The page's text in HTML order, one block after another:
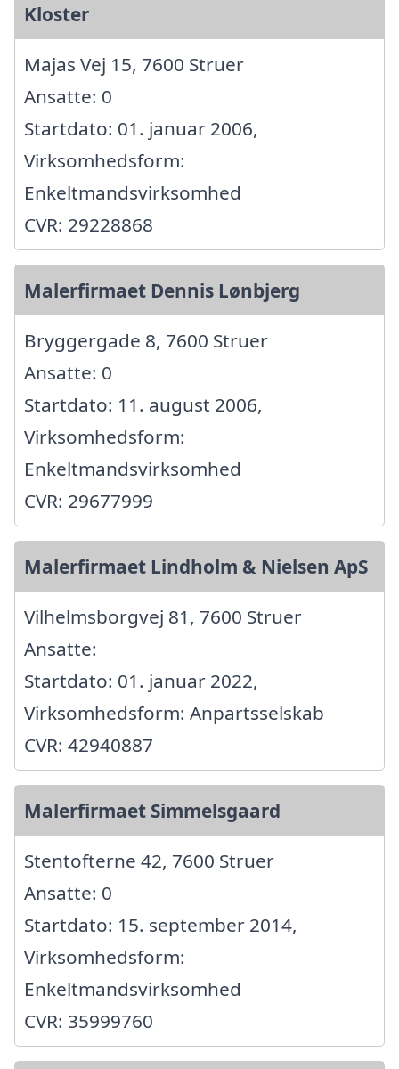
Kloster
Majas Vej 15, 7600 Struer
Ansatte: 0
Startdato: 01. januar 2006,
Virksomhedsform:
Enkeltmandsvirksomhed
CVR: 29228868
Malerfirmaet Dennis Lønbjerg
Bryggergade 8, 7600 Struer
Ansatte: 0
Startdato: 11. august 2006,
Virksomhedsform:
Enkeltmandsvirksomhed
CVR: 29677999
Malerfirmaet Lindholm & Nielsen ApS
Vilhelmsborgvej 81, 7600 Struer
Ansatte:
Startdato: 01. januar 2022,
Virksomhedsform: Anpartsselskab
CVR: 42940887
Malerfirmaet Simmelsgaard
Stentofterne 42, 7600 Struer
Ansatte: 0
Startdato: 15. september 2014,
Virksomhedsform:
Enkeltmandsvirksomhed
CVR: 35999760